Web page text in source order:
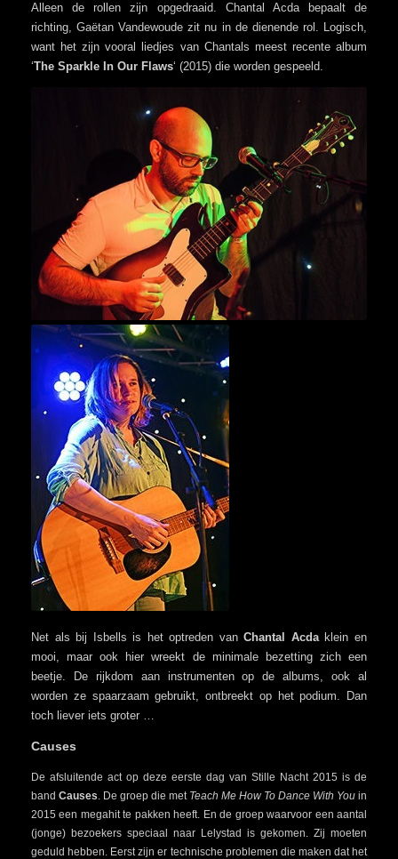
Alleen de rollen zijn opgedraaid. Chantal Acda bepaalt de
richting, Gaëtan Vandewoude zit nu in de dienende rol. Logisch,
want het zijn vooral liedjes van Chantals meest recente album
‘The Sparkle In Our Flaws‘ (2015) die worden gespeeld.
Net als bij Isbells is het optreden vanChantal Acdaklein en
mooi, maar ook hier wreekt de minimale bezetting zich een
beetje. De rijkdom aan instrumenten op de albums, ook al
worden ze spaarzaam gebruikt, ontbreekt op het podium. Dan
toch liever iets groter …
Causes
De afsluitende act op deze eerste dag van Stille Nacht 2015 is de
band Causes . De groep die met Teach Me How To Dance With You in
2015 een megahit te pakken heeft. En de groep waarvoor een aantal
(jonge) bezoekers speciaal naar Lelystad is gekomen. Zij moeten
geduld hebben. Eerst zijn er technische problemen die maken dat het